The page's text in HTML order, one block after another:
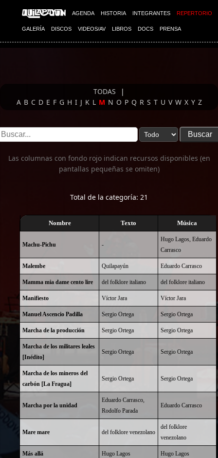
AGENDA HISTORIA INTEGRANTES REPERTORIO
GALERÍA DISCOS VIDEOS/AV LIBROS DOCS PRENSA
Imagen 01
TODAS
|
A B C D E F G H I J K L M N O P Q R S T U V W X Y Z
Las columnas con fondo rojo indican recursos disponibles (en
pantallas pequeñas se omiten)
Total de la categoría: 21
Nombre Texto Música
Machu-Pichu -
Hugo Lagos, Eduardo
Carrasco
Malembe Quilapayún Eduardo Carrasco
Mamma mia dame cento lire del folklore italiano del folklore italiano
Manifiesto Víctor Jara Víctor Jara
Manuel Ascencio Padilla Sergio Ortega Sergio Ortega
Marcha de la producción Sergio Ortega Sergio Ortega
Marcha de los militares leales
[Inédito]
Sergio Ortega Sergio Ortega
Marcha de los mineros del
carbón [La Fragua]
Sergio Ortega Sergio Ortega
Marcha por la unidad
Eduardo Carrasco,
Rodolfo Parada
Eduardo Carrasco
Mare mare del folklore venezolano
del folklore
venezolano
Más allá Hugo Lagos Hugo Lagos